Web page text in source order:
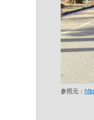
参照元：